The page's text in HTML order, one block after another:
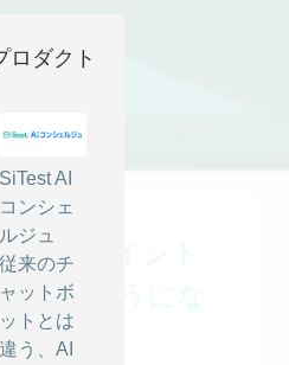
ロダクト
SiTest AI
コンシェ
ルジュ
従来のチ
ャットボ
ットとは
違う、AI
スドメイント
きるようにな